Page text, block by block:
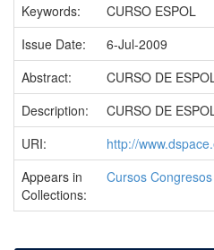
Keywords:
CURSO ESPOL
Issue Date:
6-Jul-2009
Abstract:
CURSO DE
Description:
CURSO DE
URI:
http://
Appears in
Collections:
Cursos